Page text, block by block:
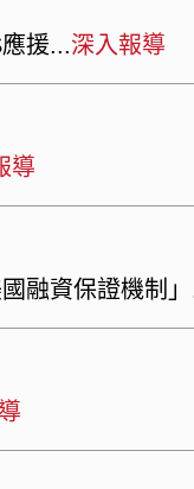
援 深入報導
導
融資保證機制」